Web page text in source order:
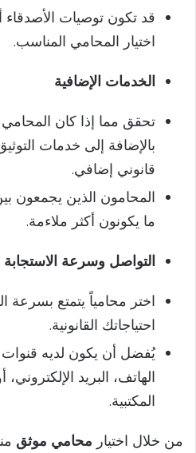
قد تكون توصيات الأصدقاء
اختيار المحامي المناسب.
الخدمات الإضافية
تحقق مما إذا كان
بالإضافة إلى خدمات
قانوني إضافي.
المحامون الذين يجمعون
ما يكونون أكثر ملاءمة.
التواصل وسرعة الاستجابة
اختر محامياً يتمتع بسرعة
احتياجاتك القانونية.
يُفضل أن يكون لديه
الهاتف، البريد الإلكتروني،
المكتبية.
من خلال اختيار محامي موثق